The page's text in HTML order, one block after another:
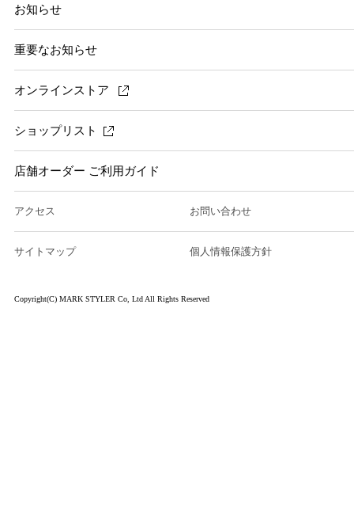
お知らせ
重要なお知らせ
オンラインストア
ショップリスト
店舗オーダー ご利用ガイド
アクセス お問い合わせ
サイトマップ 個人情報保護方針
Copyright(C) MARK STYLER Co, Ltd All Rights Reserved